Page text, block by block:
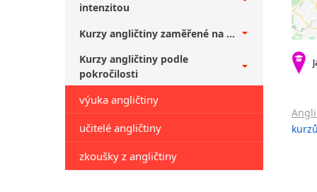
intenzitou
Kurzy angličtiny zaměřené na ...
Kurzy angličtiny podle
pokročilosti
výuka angličtiny
učitelé angličtiny
zkoušky z angličtiny